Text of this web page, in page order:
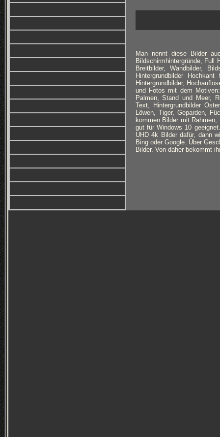
Man nennt diese Bilder
Bildschirmhintergründe, Full
Breitbilder, Wandbilder,
Hintergrundbilder
Hintergrundbilder,
und Fotos mit dem
Palmen, Stand und Meer,
Text, Hintergrundbilder
Löwen, Tiger, Geparden,
kommen Bilder mit
gut für Windows 10
UHD 4k Bilder dafür, dann
Bing oder Google. Über
Bilder. Von daher bekommt